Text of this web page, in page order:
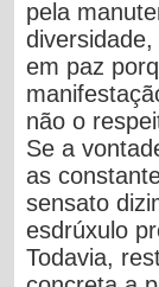
pela
diversidade,
em paz
não o
Se a
as
sensato
esdrúxulo
Todavia,